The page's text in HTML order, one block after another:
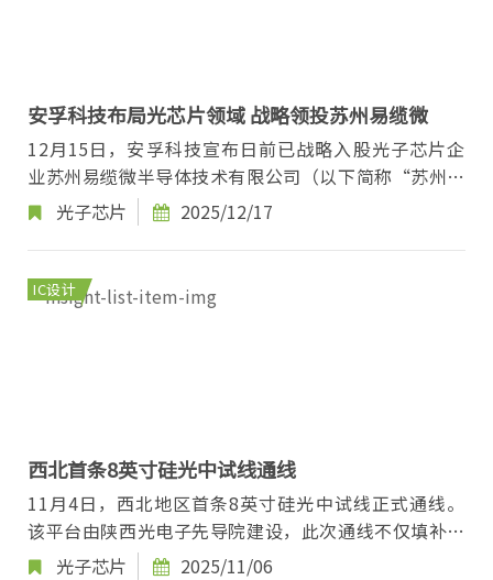
安孚科技布局光芯片领域 战略领投苏州易缆微
12月15日，安孚科技宣布日前已战略入股光子芯片企
业苏州易缆微半导体技术有限公司（以下简称“苏州易
缆微”），成为其产业方领投人，多家知名产业基金
光子芯片 2025/12/17
IC设计
西北首条8英寸硅光中试线通线
11月4日，西北地区首条8英寸硅光中试线正式通线。
该平台由陕西光电子先导院建设，此次通线不仅填补了
区域硅光芯片中试领域空白，更成为陕西“追光...
光子芯片 2025/11/06